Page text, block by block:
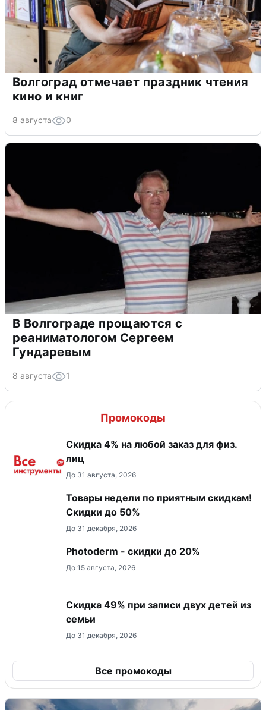
Волгоград отмечает праздник чтения
кино и книг
8 августа 0
В Волгограде прощаются с
реаниматологом Сергеем
Гундаревым
8 августа 1
Промокоды
Скидка 4% на любой заказ для физ.
лиц
До 31 августа, 2026
Товары недели по приятным скидкам!
Скидки до 50%
До 31 декабря, 2026
Photoderm - скидки до 20%
До 15 августа, 2026
Скидка 49% при записи двух детей из
семьи
До 31 декабря, 2026
Все промокоды